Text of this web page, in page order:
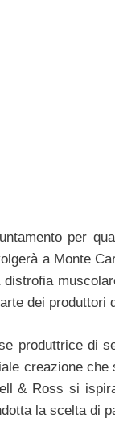
per
a Monte
dei produttori
produttrice di
creazione che
& Ross si
la scelta di